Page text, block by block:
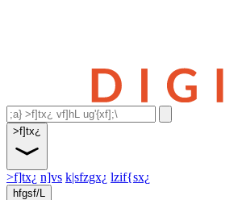
>f]tx¿
>f]tx¿ n]vs k|sfzgx¿ lzif{sx¿
hfgsf/L